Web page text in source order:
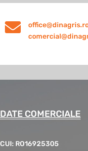

DATE COMERCIALE
CUI: RO16925305